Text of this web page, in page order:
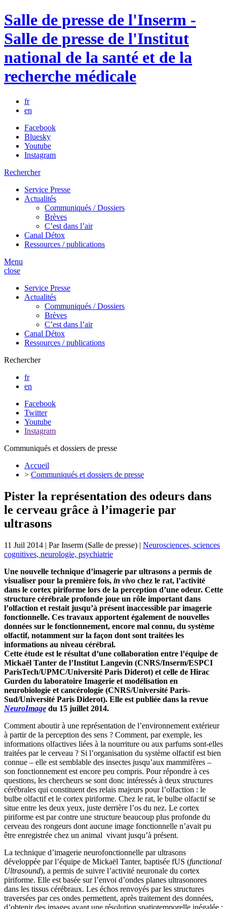
Salle de presse de l'Inserm -
Salle de presse de l'Institut
national de la santé et de la
recherche médicale
fr
en
Facebook
Bluesky
Youtube
Instagram
Rechercher
Service Presse
Actualités
Communiqués / Dossiers
Brèves
C’est dans l’air
Canal Détox
Ressources / publications
Menu
close
Service Presse
Actualités
Communiqués / Dossiers
Brèves
C’est dans l’air
Canal Détox
Ressources / publications
Rechercher
fr
en
Facebook
Twitter
Youtube
Instagram
Communiqués et dossiers de presse
Accueil
> Communiqués et dossiers de presse
Pister la représentation des odeurs dans
le cerveau grâce à l’imagerie par
ultrasons
11 Juil 2014 | ParInserm (Salle de presse) | Neurosciences, sciences
cognitives, neurologie, psychiatrie
Une nouvelle technique d’imagerie par ultrasons a permis de
visualiser pour la première fois, in vivo chez le rat, l’activité
dans le cortex piriforme lors de la perception d’une odeur. Cette
structure cérébrale profonde joue un rôle important dans
l’olfaction et restait jusqu’à présent inaccessible par imagerie
fonctionnelle. Ces travaux apportent également de nouvelles
données sur le fonctionnement, encore mal connu, du système
olfactif, notamment sur la façon dont sont traitées les
informations au niveau cérébral.
Cette étude est le résultat d’une collaboration entre l’équipe de
Mickaël Tanter de l’Institut Langevin (CNRS/Inserm/ESPCI
ParisTech/UPMC/Université Paris Diderot) et celle de Hirac
Gurden du laboratoire Imagerie et modélisation en
neurobiologie et cancérologie (CNRS/Université Paris-
Sud/Université Paris Diderot). Elle est publiée dans la revue
NeuroImage du 15 juillet 2014.
Comment aboutir à une représentation de l’environnement extérieur
à partir de la perception des sens ? Comment, par exemple, les
informations olfactives liées à la nourriture ou aux parfums sont-elles
traitées par le cerveau ? Si l’organisation du système olfactif est bien
connue – elle est semblable des insectes jusqu’aux mammifères –
son fonctionnement est encore peu compris. Pour répondre à ces
questions, les chercheurs se sont donc intéressés à deux structures
cérébrales qui constituent des relais majeurs pour l’olfaction : le
bulbe olfactif et le cortex piriforme. Chez le rat, le bulbe olfactif se
situe entre les deux yeux, juste derrière l’os du nez. Le cortex
piriforme est par contre une structure beaucoup plus profonde du
cerveau des rongeurs dont aucune image fonctionnelle n’avait pu
être enregistrée chez un animal vivant jusqu’à présent.
La technique d’imagerie neurofonctionnelle par ultrasons
développée par l’équipe de Mickaël Tanter, baptisée fUS (functional
Ultrasound), a permis de suivre l’activité neuronale du cortex
piriforme. Elle est basée sur l’envoi d’ondes planes ultrasonores
dans les tissus cérébraux. Les échos renvoyés par les structures
traversées par ces ondes permettent, après traitement des données,
d’obtenir des images ayant une résolution spatiotemporelle inégalée :